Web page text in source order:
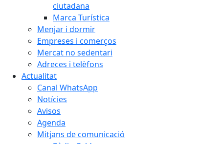
ciutadana
Marca Turística
Menjar i dormir
Empreses i comerços
Mercat no sedentari
Adreces i telèfons
Actualitat
Canal WhatsApp
Notícies
Avisos
Agenda
Mitjans de comunicació